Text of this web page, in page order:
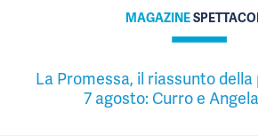
MAGAZINE
La Promessa, il riassunto
7 agosto: Curro e